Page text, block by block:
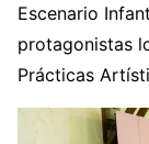
Escenario
protagonistas
Prácticas